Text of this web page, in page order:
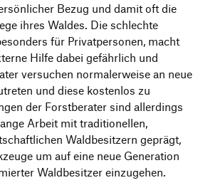
Bezug und damit oft die
ihres Waldes. Die schlechte
für Privatpersonen, macht
Hilfe dabei gefährlich und
versuchen normalerweise an neue
und diese kostenlos zu
der Forstberater sind allerdings
Arbeit mit traditionellen,
Waldbesitzern geprägt,
um auf eine neue Generation
Waldbesitzer einzugehen.